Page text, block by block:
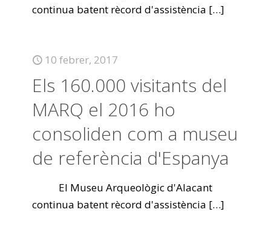
continua batent rècord d'assistència […]
10 febrer, 2017
Els 160.000 visitants del
MARQ el 2016 ho
consoliden com a museu
de referència d'Espanya
El Museu Arqueològic d'Alacant
continua batent rècord d'assistència […]